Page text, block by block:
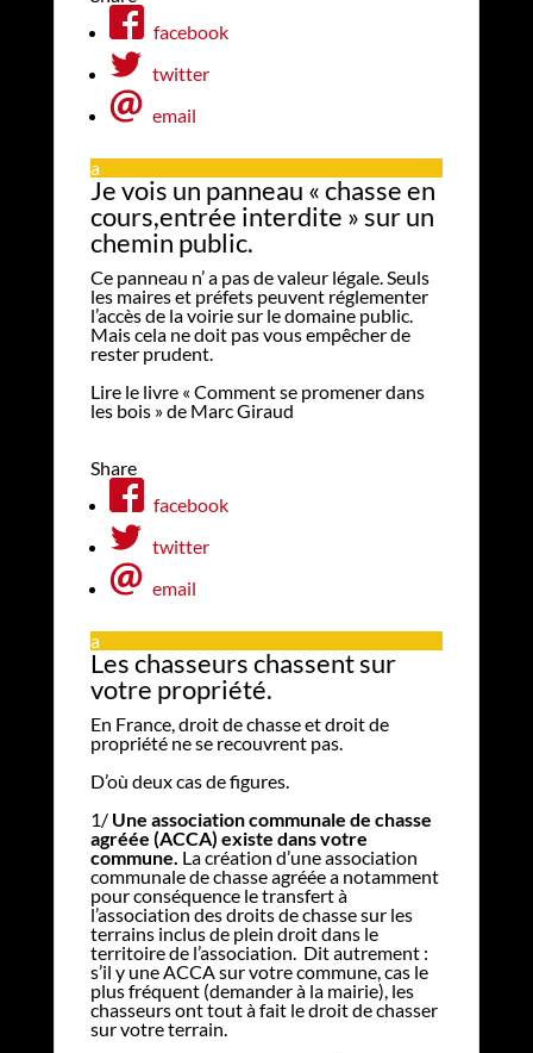
facebook
twitter
email
a
Je vois un panneau « chasse en
cours,entrée interdite » sur un
chemin public.
Ce panneau n’ a pas de valeur légale. Seuls
les maires et préfets peuvent réglementer
l’accès de la voirie sur le domaine public.
Mais cela ne doit pas vous empêcher de
rester prudent.
Lire le livre « Comment se promener dans
les bois » de Marc Giraud
Share
facebook
twitter
email
a
Les chasseurs chassent sur
votre propriété.
En France, droit de chasse et droit de
propriété ne se recouvrent pas.
D’où deux cas de figures.
1/ Une association communale de chasse
agréée (ACCA) existe dans votre
commune. La création d’une association
communale de chasse agréée a notamment
pour conséquence le transfert à
l’association des droits de chasse sur les
terrains inclus de plein droit dans le
territoire de l’association. Dit autrement :
s’il y une ACCA sur votre commune, cas le
plus fréquent (demander à la mairie), les
chasseurs ont tout à fait le droit de chasser
sur votre terrain.